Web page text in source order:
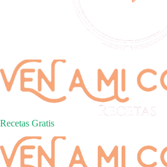
Recetas Gratis